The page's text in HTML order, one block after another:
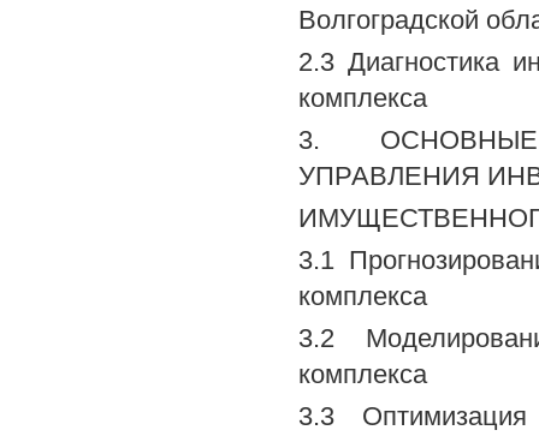
Волгоградской
2.3 Диагностика
комплекса
3. ОСНОВНЫЕ
УПРАВЛЕНИЯ
3.1
комплекса
3.2
комплекса
3.3 Оптимизация